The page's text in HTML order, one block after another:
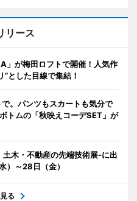
リース
」が梅田ロフトで開催！人気作
とした目線で集結！
。パンツもスカートも気分で
トムの「秋映えコーデSET」が
木・不動産の先端技術展-に出
）～28日（金）
る